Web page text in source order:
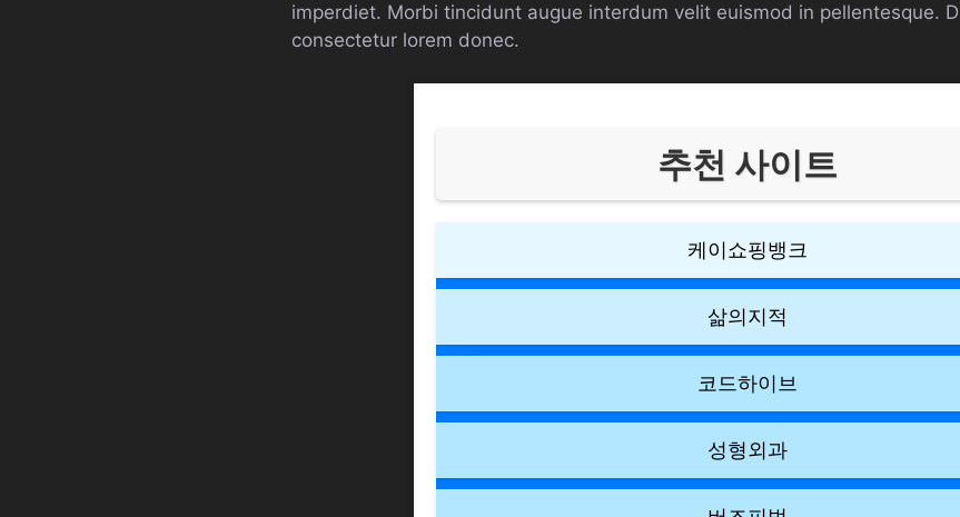
imperdiet. Morbi tincidunt augue interdum velit euismod in pellentesque.
consectetur lorem donec.
추천 사이트
케이쇼핑뱅크
삶의지적
코드하이브
성형외과